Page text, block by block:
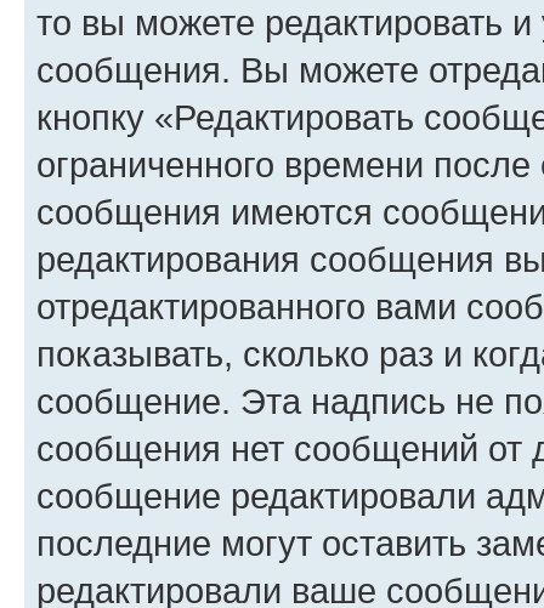
то вы можете редактировать
сообщения. Вы можете
кнопку «Редактировать
ограниченного времени
сообщения имеются
редактирования сообщения
отредактированного вами
показывать, сколько раз и
сообщение. Эта надпись не
сообщения нет сообщений от
сообщение редактировали
последние могут оставить
редактировали ваше